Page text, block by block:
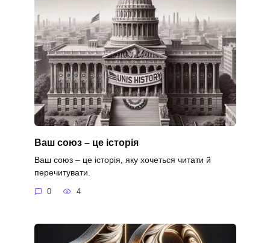
Ваш союз – це історія
Ваш союз – це історія, яку хочеться читати й
перечитувати.
0 4